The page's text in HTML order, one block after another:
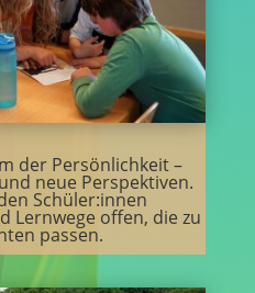
der Persönlichkeit –
neue Perspektiven.
Schüler:innen
Lernwege offen, die zu
passen.